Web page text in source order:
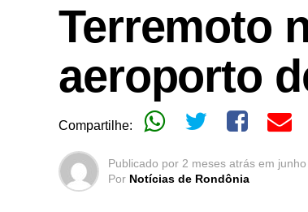
Terremoto
aeroporto
Compartilhe:
Publicado por 2 meses atrás em
Por Notícias de Rondônia